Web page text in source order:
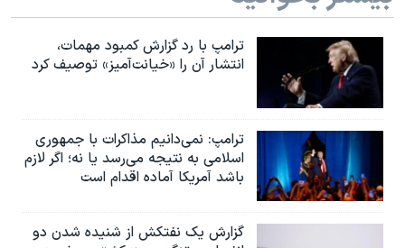
نرگس محمدی برنده جایزه نوبل صلح
همایش محافظه‌کاران آمریکا «سی‌پک»
صفحه‌های ویژه
سفر پرزیدنت ترامپ به چین
ترامپ با رد گزارش کمبود مهمات،
انتشار آن را «خیانت‌آمیز» توصیف کرد
ترامپ: نمی‌دانیم مذاکرات با جمهوری
اسلامی به نتیجه می‌رسد یا نه؛ اگر لازم
باشد آمریکا آماده اقدام است
گزارش یک نفتکش از شنیده شدن دو